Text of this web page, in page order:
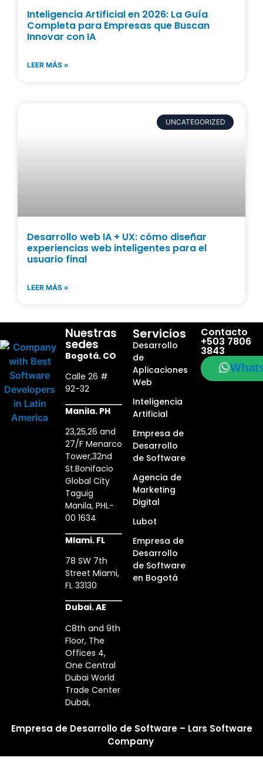
Inteligencia Artificial en 2026: La Guía
Completa para Empresas que Buscan
Innovar con IA
LEER MÁS »
UNCATEGORIZED
Desarrollo web IA + UX: cómo diseñar
experiencias web inteligentes para el
usuario final
LEER MÁS »
Nuestras
sedes
Bogotá. CO
Calle 26 #
92-32
Manila. PH
23,25,26 and
27/F Menarco
Tower,32nd
St.Bonifacio
Global City
Taguig
Manila, PHL-
00 1634
MIami. FL
78 SW 7th
Street Miami,
FL 33130
Dubai. AE
C8th and 9th
Floor, The
Offices 4,
One Central
Dubai World
Trade Center
Dubai,
Servicios
Desarrollo
de
Aplicaciones
Web
Inteligencia
Artificial
Empresa de
Desarrollo
de Software
Agencia de
Marketing
Digital
Lubot
Empresa de
Desarrollo
de Software
en Bogotá
Contacto
+503 7806
3843
Empresa de Desarrollo de Software – Lars Software
Company